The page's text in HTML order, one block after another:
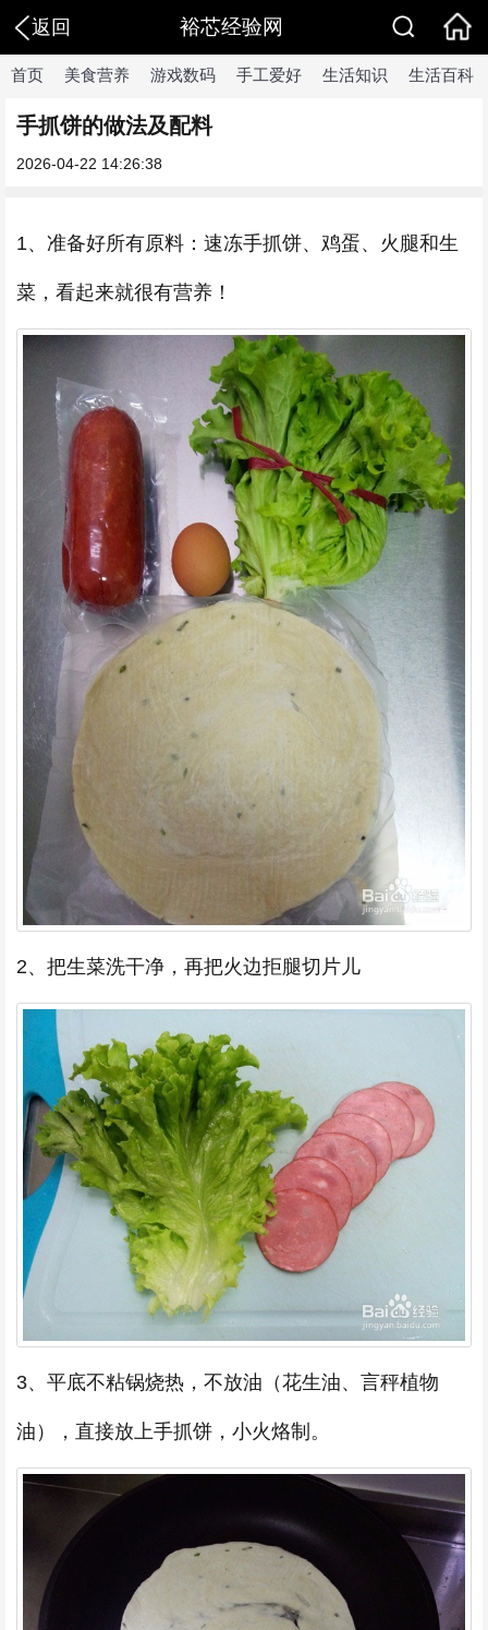
返回 裕芯经验网
首页 美食营养 游戏数码 手工爱好 生活知识 生活百科
手抓饼的做法及配料
2026-04-22 14:26:38
1、准备好所有原料：速冻手抓饼、鸡蛋、火腿和生
菜，看起来就很有营养！
2、把生菜洗干净，再把火边拒腿切片儿
3、平底不粘锅烧热，不放油（花生油、言秤植物
油），直接放上手抓饼，小火烙制。